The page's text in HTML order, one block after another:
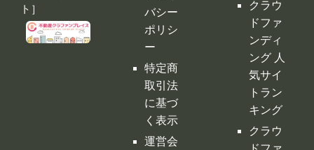
く表示
運営会
社
クラウ
ドファ
ンディ
ング代
行・コ
ンサル
クラフ
ァンサ